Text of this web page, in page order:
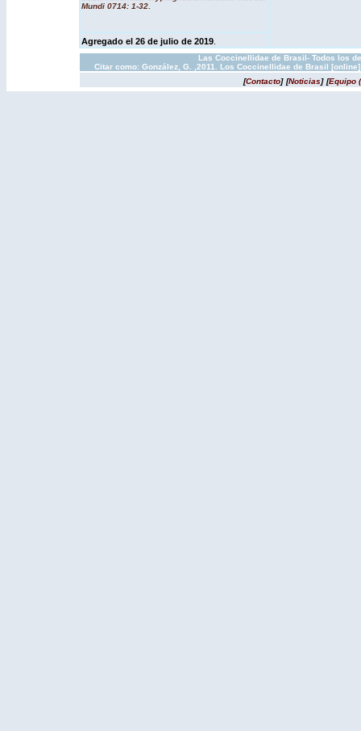
Mundi 0714: 1-32
Agregado el 26 de julio de 2019
Las Coccinellidae de Brasil- Todos los
Citar como: González, G. ,2011. Los Coccinellidae de Brasil
[Contacto] [Noticias] [Equipo